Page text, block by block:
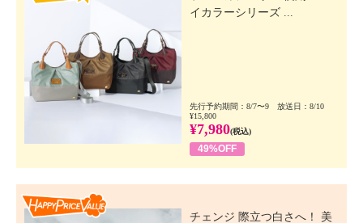
イカラーシリーズ ...
先行予約期間：8/7〜9 放送日：8/10
¥15,800
¥7,980(税込)
49%OFF
チェンジ 際立つ白さへ！ 美